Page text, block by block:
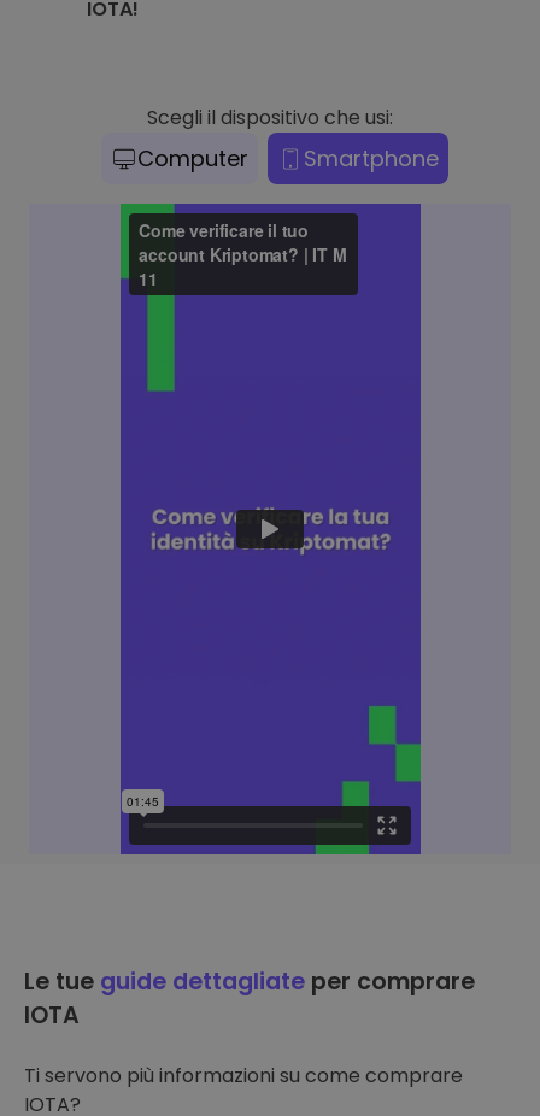
IOTA!
Scegli il dispositivo che usi:
Computer Smartphone
Le tue guide dettagliate per comprare
IOTA
Ti servono più informazioni su come comprare
IOTA?